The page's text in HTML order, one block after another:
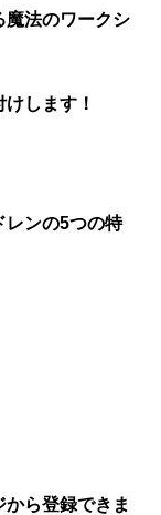
魔法のワークシ
します！
レンの5つの特
ら登録できま